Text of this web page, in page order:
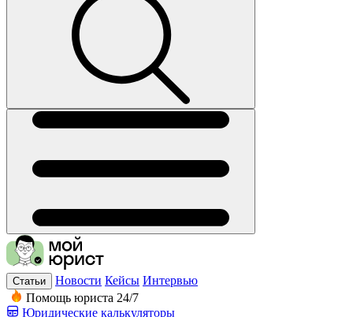
Статьи Новости Кейсы Интервью
Помощь юриста 24/7
Юридические калькуляторы